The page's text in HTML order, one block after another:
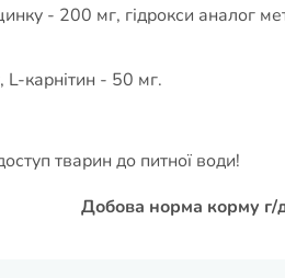
- 200 мг, гідрокси аналог
L-карнітин - 50 мг.
тварин до питної води!
Добова норма корму г/